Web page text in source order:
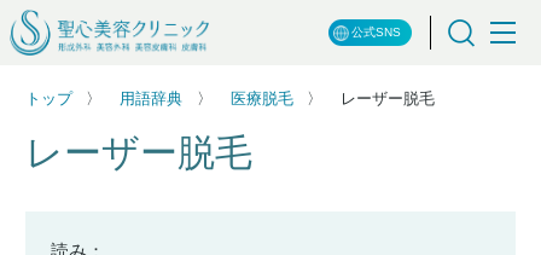
公式SNS
トップ 用語辞典 医療脱毛 レーザー脱毛
レーザー脱毛
読み：